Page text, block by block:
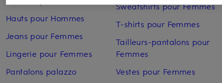
Hauts pour Hommes
Jeans pour Femmes
Lingerie pour Femmes
Pantalons palazzo
Sweatshirts pour Femmes
T-shirts pour Femmes
Tailleurs-pantalons pour
Femmes
Vestes pour Femmes